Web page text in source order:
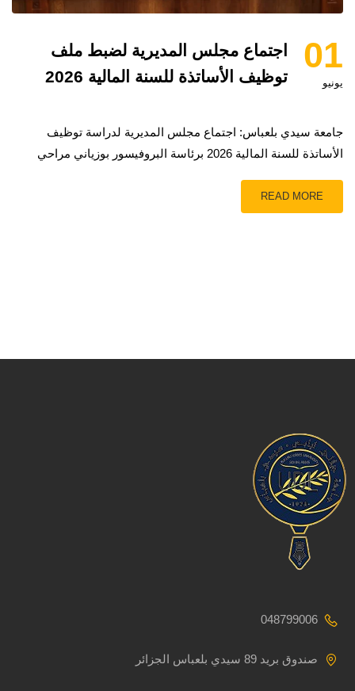
01
يونيو
اجتماع مجلس المديرية لضبط ملف
توظيف الأساتذة للسنة المالية 2026
جامعة سيدي بلعباس: اجتماع مجلس المديرية لدراسة توظيف
الأساتذة للسنة المالية 2026 برئاسة البروفيسور بوزياني مراحي
READ MORE
048799006
صندوق بريد 89 سيدي بلعباس الجزائر